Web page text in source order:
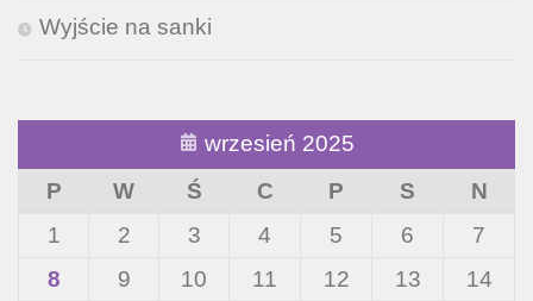
Wyjście na sanki
wrzesień 2025
P
W Ś C P S
N
1
2 3 4 5 6
7
8
9 10 11 12 13
14